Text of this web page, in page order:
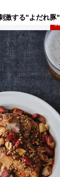
激する"よだれ豚"